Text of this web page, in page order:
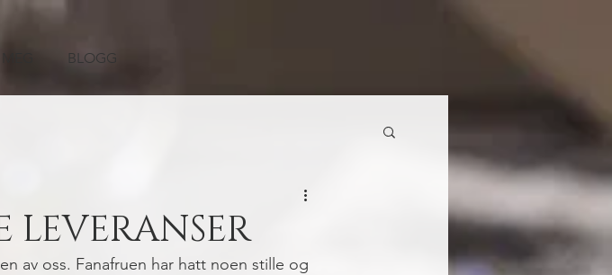
BLOGG
LEVERANSER
av oss. Fanafruen har hatt noen stille og